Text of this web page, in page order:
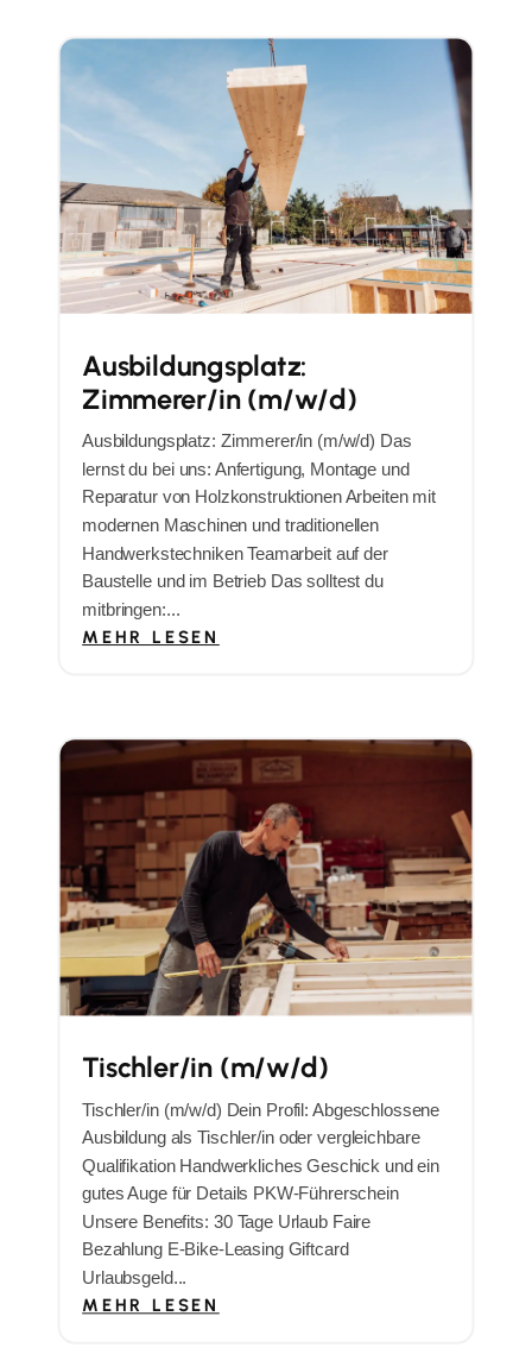
Ausbildungsplatz:
Zimmerer/in (m/w/d)
Ausbildungsplatz: Zimmerer/in (m/w/d) Das
lernst du bei uns: Anfertigung, Montage und
Reparatur von Holzkonstruktionen Arbeiten mit
modernen Maschinen und traditionellen
Handwerkstechniken Teamarbeit auf der
Baustelle und im Betrieb Das solltest du
mitbringen:...
MEHR LESEN
Tischler/in (m/w/d)
Tischler/in (m/w/d) Dein Profil: Abgeschlossene
Ausbildung als Tischler/in oder vergleichbare
Qualifikation Handwerkliches Geschick und ein
gutes Auge für Details PKW-Führerschein
Unsere Benefits: 30 Tage Urlaub Faire
Bezahlung E-Bike-Leasing Giftcard
Urlaubsgeld...
MEHR LESEN